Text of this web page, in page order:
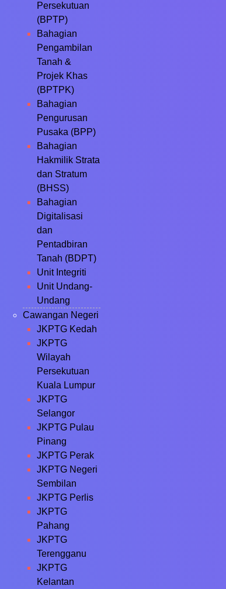
Persekutuan
(BPTP)
Bahagian
Pengambilan
Tanah &
Projek Khas
(BPTPK)
Bahagian
Pengurusan
Pusaka (BPP)
Bahagian
Hakmilik Strata
dan Stratum
(BHSS)
Bahagian
Digitalisasi
dan
Pentadbiran
Tanah (BDPT)
Unit Integriti
Unit Undang-
Undang
Cawangan Negeri
JKPTG Kedah
JKPTG
Wilayah
Persekutuan
Kuala Lumpur
JKPTG
Selangor
JKPTG Pulau
Pinang
JKPTG Perak
JKPTG Negeri
Sembilan
JKPTG Perlis
JKPTG
Pahang
JKPTG
Terengganu
JKPTG
Kelantan